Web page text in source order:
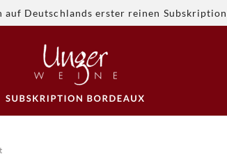
Deutschlands erster reinen